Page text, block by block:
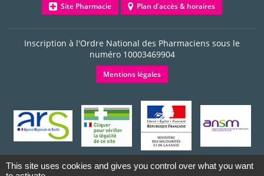
Site Pharmacie Plan d'accès & horaires
Inscription à l'Ordre National des Pharmaciens sous le
numéro 10003469904
Mentions légales
This site uses cookies and gives you control over what you want